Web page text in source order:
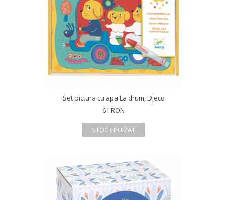
Set pictura cu apa La drum, Djeco
61 RON
STOC EPUIZAT